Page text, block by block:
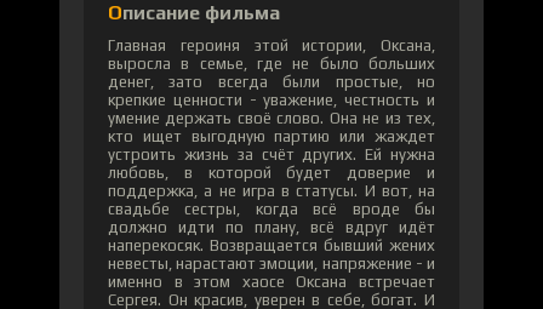
Описание фильма
Главная героиня этой истории, Оксана,
выросла в семье, где не было больших
денег, зато всегда были простые, но
крепкие ценности - уважение, честность и
умение держать своё слово. Она не из тех,
кто ищет выгодную партию или жаждет
устроить жизнь за счёт других. Ей нужна
любовь, в которой будет доверие и
поддержка, а не игра в статусы. И вот, на
свадьбе сестры, когда всё вроде бы
должно идти по плану, всё вдруг идёт
наперекосяк. Возвращается бывший жених
невесты, нарастают эмоции, напряжение - и
именно в этом хаосе Оксана встречает
Сергея. Он красив, уверен в себе, богат. И